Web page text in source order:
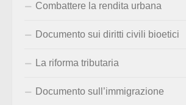
Combattere la rendita urbana
Documento sui diritti civili bioetici
La riforma tributaria
Documento sull’immigrazione